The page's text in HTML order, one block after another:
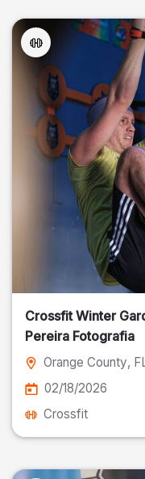
Crossfit Winter
Pereira Fotografia
Orange County,
02/18/2026
Crossfit